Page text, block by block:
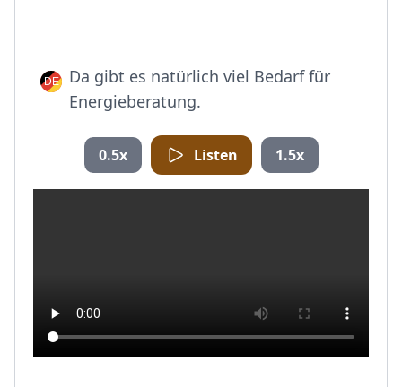
Da gibt es natürlich viel Bedarf für
Energieberatung.
0.5x Listen 1.5x